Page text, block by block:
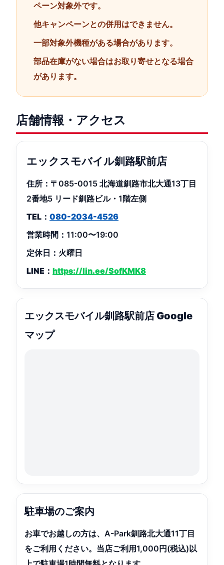
ペーン対象外です。
他キャンペーンとの併用はできません。
一部対象外機種がある場合があります。
部品在庫がない場合はお取り寄せとなる場合
があります。
店舗情報・アクセス
エックスモバイル釧路駅前店
住所： 〒085-0015 北海道釧路市北大通13丁目
2番地5 リード釧路ビル・1階左側
TEL： 080-2034-4526
営業時間： 11:00〜19:00
定休日： 火曜日
LINE： https://lin.ee/SofKMK8
エックスモバイル釧路駅前店 Google
マップ
駐車場のご案内
お車でお越しの方は、A-Park釧路北大通11丁目
をご利用ください。当店ご利用1,000円(税込)以